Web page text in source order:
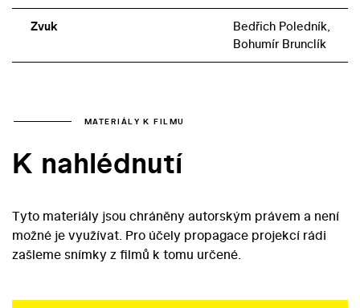
Zvuk
Bedřich Poledník,
Bohumír Brunclík
MATERIÁLY K FILMU
K nahlédnutí
Tyto materiály jsou chráněny autorským právem a není
možné je využívat. Pro účely propagace projekcí rádi
zašleme snímky z filmů k tomu určené.